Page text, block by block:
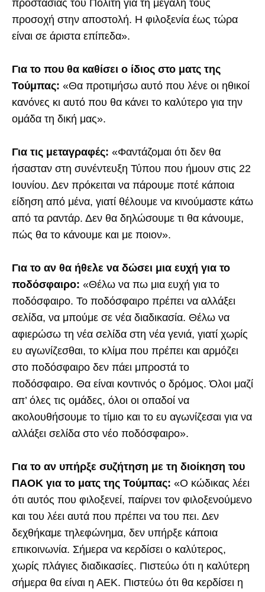
προστασίας του Πολίτη για τη μεγάλη τους
προσοχή στην αποστολή. Η φιλοξενία έως τώρα
είναι σε άριστα επίπεδα».
Για το που θα καθίσει ο ίδιος στο ματς της
Τούμπας: «Θα προτιμήσω αυτό που λένε οι ηθικοί
κανόνες κι αυτό που θα κάνει το καλύτερο για την
ομάδα τη δική μας».
Για τις μεταγραφές: «Φαντάζομαι ότι δεν θα
ήσασταν στη συνέντευξη Τύπου που ήμουν στις 22
Ιουνίου. Δεν πρόκειται να πάρουμε ποτέ κάποια
είδηση από μένα, γιατί θέλουμε να κινούμαστε κάτω
από τα ραντάρ. Δεν θα δηλώσουμε τι θα κάνουμε,
πώς θα το κάνουμε και με ποιον».
Για το αν θα ήθελε να δώσει μια ευχή για το
ποδόσφαιρο: «Θέλω να πω μια ευχή για το
ποδόσφαιρο. Το ποδόσφαιρο πρέπει να αλλάξει
σελίδα, να μπούμε σε νέα διαδικασία. Θέλω να
αφιερώσω τη νέα σελίδα στη νέα γενιά, γιατί χωρίς
ευ αγωνίζεσθαι, το κλίμα που πρέπει και αρμόζει
στο ποδόσφαιρο δεν πάει μπροστά το
ποδόσφαιρο. Θα είναι κοντινός ο δρόμος. Όλοι μαζί
απ’ όλες τις ομάδες, όλοι οι οπαδοί να
ακολουθήσουμε το τίμιο και το ευ αγωνίζεσαι για να
αλλάξει σελίδα στο νέο ποδόσφαιρο».
Για το αν υπήρξε συζήτηση με τη διοίκηση του
ΠΑΟΚ για το ματς της Τούμπας: «Ο κώδικας λέει
ότι αυτός που φιλοξενεί, παίρνει τον φιλοξενούμενο
και του λέει αυτά που πρέπει να του πει. Δεν
δεχθήκαμε τηλεφώνημα, δεν υπήρξε κάποια
επικοινωνία. Σήμερα να κερδίσει ο καλύτερος,
χωρίς πλάγιες διαδικασίες. Πιστεύω ότι η καλύτερη
σήμερα θα είναι η ΑΕΚ. Πιστεύω ότι θα κερδίσει η